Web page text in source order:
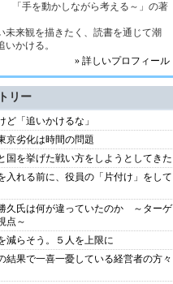
「手を動かしながら考える～」の著
未来観を描きたく、読書を通じて潮
かける。
» 詳しいプロフィール
リー
ど「追いかけるな」
京劣化は時間の問題
国を挙げた戦い方をしようとしてきた
入れる前に、役員の「片付け」をして
久氏は何が違っていたのか ～ターゲ
点～
減らそう。５人を上限に
結果で一喜一憂している経営者の方々